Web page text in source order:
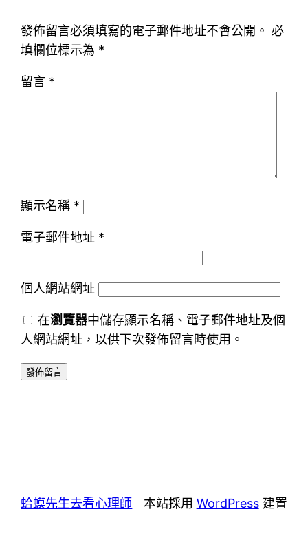
發佈留言必須填寫的電子郵件地址不會公開。 必
填欄位標示為 *
留言 *
顯示名稱 *
電子郵件地址 *
個人網站網址
在瀏覽器中儲存顯示名稱、電子郵件地址及個
人網站網址，以供下次發佈留言時使用。
蛤蟆先生去看心理師 本站採用 WordPress建置